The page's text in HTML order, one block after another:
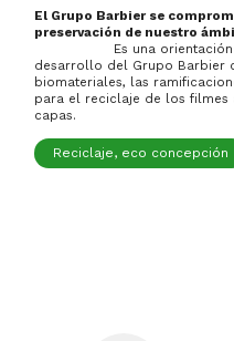
El Grupo Barbier se
preservación de nuestro
Es una orientación
desarrollo del Grupo Barbier
biomateriales, las
para el reciclaje de los
capas.
Reciclaje, eco concepción